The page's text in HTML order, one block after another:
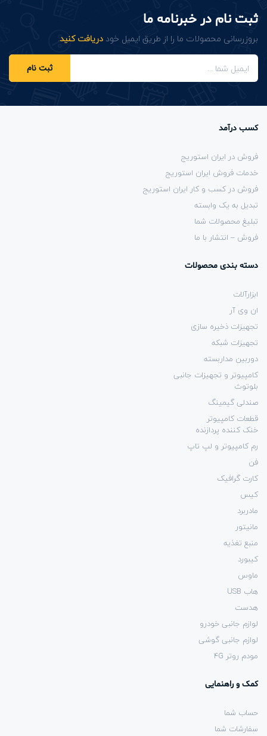
ثبت نام در خبرنامه ما
بروزرسانی محصولات ما را از طریق ایمیل خود دریافت کنید.
ثبت نام
کسب درآمد
فروش در ایران استوریج
خدمات فروش ایران استوریج
فروش در کسب و کار ایران استوریج
تبدیل به یک وابسته
تبلیغ محصولات شما
فروش – انتشار با ما
دسته بندی محصولات
ابزارآلات
ان وی آر
تجهیزات ذخیره سازی
تجهیزات شبکه
دوربین مداربسته
کامپیوتر و تجهیزات جانبی
بلوتوث
صندلی گیمینگ
قطعات کامپیوتر
خنک کننده پردازنده
رم کامپیوتر و لپ تاپ
فن
کارت گرافیک
کیس
مادربرد
مانیتور
منبع تغذیه
کیبورد
ماوس
هاب USB
هدست
لوازم جانبی خودرو
لوازم جانبی گوشی
مودم روتر 4G
کمک و راهنمایی
حساب شما
سفارشات شما